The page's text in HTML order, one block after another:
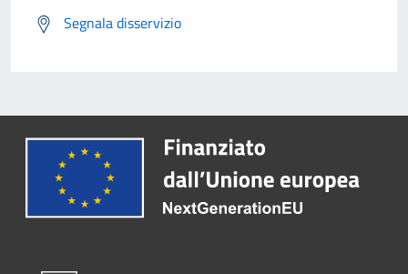
Segnala disservizio